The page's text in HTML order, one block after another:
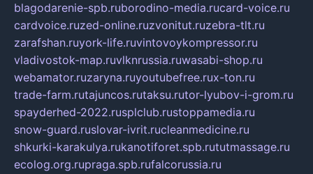
blagodarenie-spb.ruborodino-media.rucard-voice.ru
cardvoice.ruzed-online.ruzvonitut.ruzebra-tlt.ru
zarafshan.ruyork-life.ruvintovoykompressor.ru
vladivostok-map.ruvlknrussia.ruwasabi-shop.ru
webamator.ruzaryna.ruyoutubefree.rux-ton.ru
trade-farm.rutajuncos.rutaksu.rutor-lyubov-i-grom.ru
spayderhed-2022.rusplclub.rustoppamedia.ru
snow-guard.ruslovar-ivrit.rucleanmedicine.ru
shkurki-karakulya.rukanotiforet.spb.rututmassage.ru
ecolog.org.rupraga.spb.rufalcorussia.ru